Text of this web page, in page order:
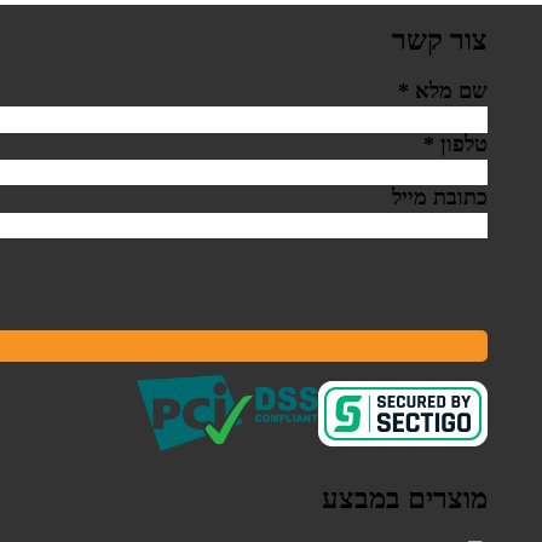
צור קשר
שם מלא *
טלפון *
כתובת מייל
מוצרים במבצע